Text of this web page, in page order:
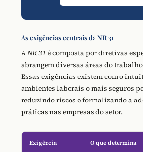
As exigências centrais da NR 31
ANR 31 é composta por diretivas
abrangem diversas áreas do
Essas exigências existem com o
ambientes laborais o mais seguros
reduzindo riscos e formalizando a
práticas nas empresas do setor.
Exigência O que determina